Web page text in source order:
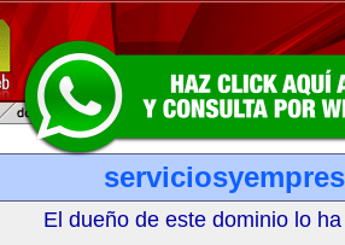
El dueño de este dominio lo